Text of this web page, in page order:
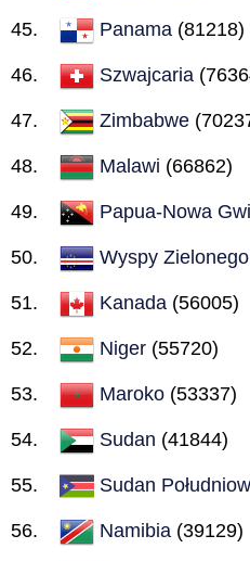
Panama (81218)
Szwajcaria
Zimbabwe
Malawi (66862)
Papua-Nowa
Wyspy
Kanada (56005)
Niger (55720)
Maroko (53337)
Sudan (41844)
Sudan
Namibia (39129)